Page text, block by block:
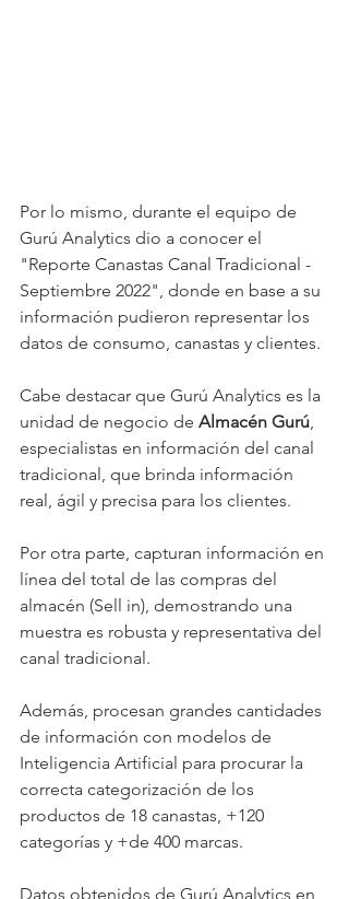
Por lo mismo, durante el equipo de
Gurú Analytics dio a conocer el
"Reporte Canastas Canal Tradicional -
Septiembre 2022", donde en base a su
información pudieron representar los
datos de consumo, canastas y clientes.
Cabe destacar que Gurú Analytics es la
unidad de negocio de Almacén Gurú,
especialistas en información del canal
tradicional, que brinda información
real, ágil y precisa para los clientes.
Por otra parte, capturan información en
línea del total de las compras del
almacén (Sell in), demostrando una
muestra es robusta y representativa del
canal tradicional.
Además, procesan grandes cantidades
de información con modelos de
Inteligencia Artificial para procurar la
correcta categorización de los
productos de 18 canastas, +120
categorías y +de 400 marcas.
Datos obtenidos de Gurú Analytics en